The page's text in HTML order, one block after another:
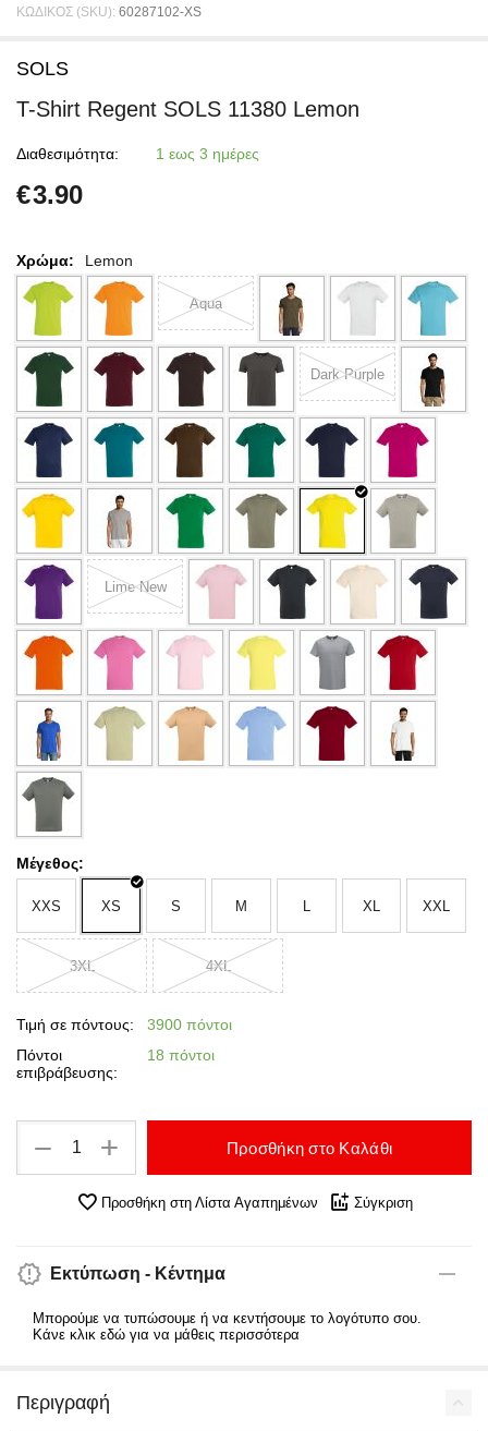
ΚΩΔΙΚΟΣ (SKU): 60287102-XS
SOLS
T-Shirt Regent SOLS 11380 Lemon
Διαθεσιμότητα: 1 εως 3 ημέρες
€3.90
Χρώμα: Lemon
Aqua
Dark Purple
Lime New
Μέγεθος:
XXS XS S M L XL XXL
3XL 4XL
Τιμή σε πόντους:
3900 πόντοι
Πόντοι
επιβράβευσης:
18 πόντοι
+
− Προσθήκη στο Καλάθι
Προσθήκη στη Λίστα Αγαπημένων Σύγκριση
Εκτύπωση - Κέντημα
Μπορούμε να τυπώσουμε ή να κεντήσουμε το λογότυπο σου.
Κάνε κλικ εδώ για να μάθεις περισσότερα
Περιγραφή